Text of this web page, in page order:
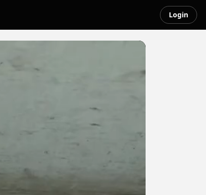
Login